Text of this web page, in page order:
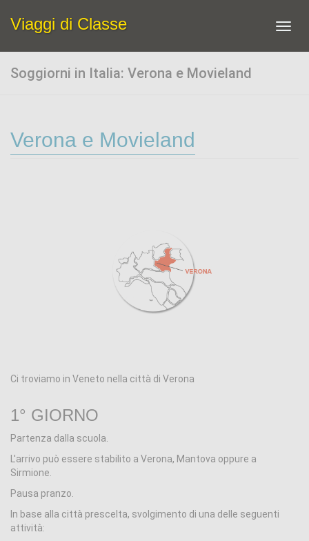
Viaggi di Classe
Soggiorni in Italia: Verona e Movieland
Verona e Movieland
Ci troviamo in Veneto nella città di Verona
1° GIORNO
Partenza dalla scuola.
L'arrivo può essere stabilito a Verona, Mantova oppure a
Sirmione.
Pausa pranzo.
In base alla città prescelta, svolgimento di una delle seguenti
attività: